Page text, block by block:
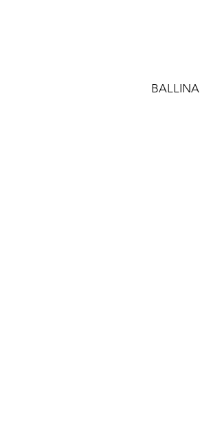
BALLINA